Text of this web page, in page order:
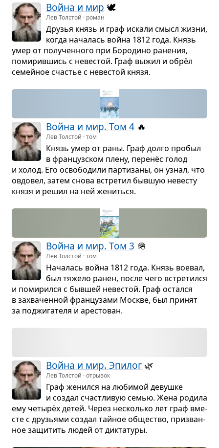
Война и мир 🕊️
Лев Толстой · роман
Дру­зья князь и граф искали смысл жизни,
когда нача­лась война 1812 года. Князь
умер от полу­чен­ного при Боро­дино ране­ния,
поми­рив­шись с неве­стой. Граф выжил и обрёл
семейное сча­стье с неве­стой князя.
Война и мир. Том 4 🔥
Лев Толстой · том
Князь умер от раны. Граф долго про­был
в фран­цуз­ском плену, перенёс голод
и холод. Его осво­бо­дили пар­ти­заны, он узнал, что
овдо­вел, затем снова встре­тил быв­шую неве­сту
князя и решил на ней жениться.
Война и мир. Том 3 🪖
Лев Толстой · том
Нача­лась война 1812 года. Князь вое­вал,
был тяжело ранен, после чего встре­тился
и поми­рился с быв­шей неве­стой. Граф остался
в захва­чен­ной фран­цу­зами Москве, был при­нят
за под­жи­га­теля и аре­сто­ван.
Война и мир. Эпи­лог 🌿
Лев Толстой · отрывок
Граф женился на люби­мой девушке
и создал счаст­ли­вую семью. Жена родила
ему четырёх детей. Через несколько лет граф вме­
сте с дру­зьями создал тайное обще­ство, при­зван­
ное защи­тить людей от дик­та­туры.